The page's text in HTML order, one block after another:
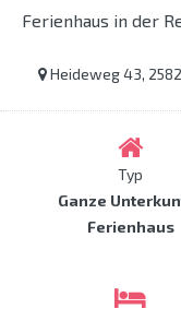
Ferienhaus in der
Heideweg 43,
Typ
Ganze
Ferienhaus